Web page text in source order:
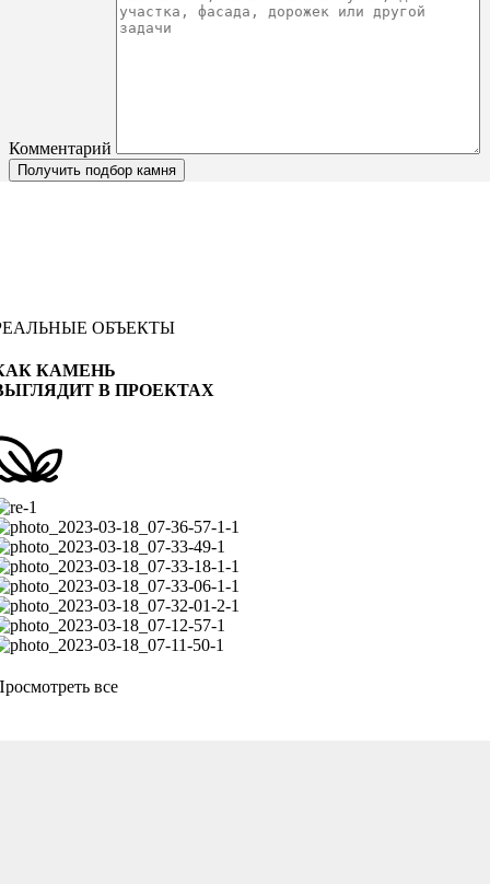
Комментарий
ОБЪЕКТЫ
КАМЕНЬ
В ПРОЕКТАХ
все